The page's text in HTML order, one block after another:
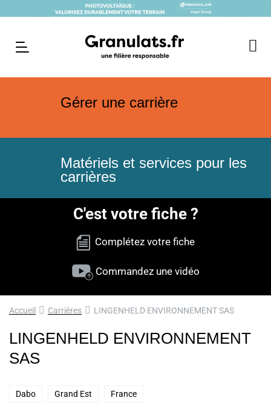
Gérer une carrière
Matériels et services pour les
carrières
C'est votre fiche ?
Complétez votre fiche
Commandez une vidéo
Accueil Carrières LINGENHELD ENVIRONNEMENT SAS
LINGENHELD ENVIRONNEMENT
SAS
Dabo Grand Est France